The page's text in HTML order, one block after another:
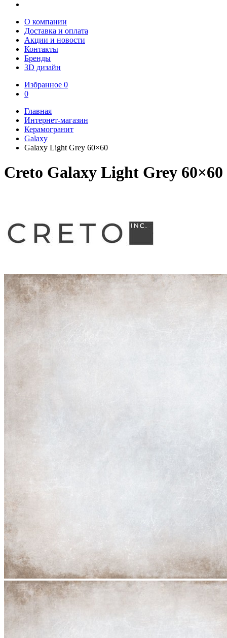
О компании
Доставка и оплата
Акции и новости
Контакты
Бренды
3D дизайн
Избранное 0
0
Главная
Интернет-магазин
Керамогранит
Galaxy
Galaxy Light Grey 60×60
Creto Galaxy Light Grey 60×60